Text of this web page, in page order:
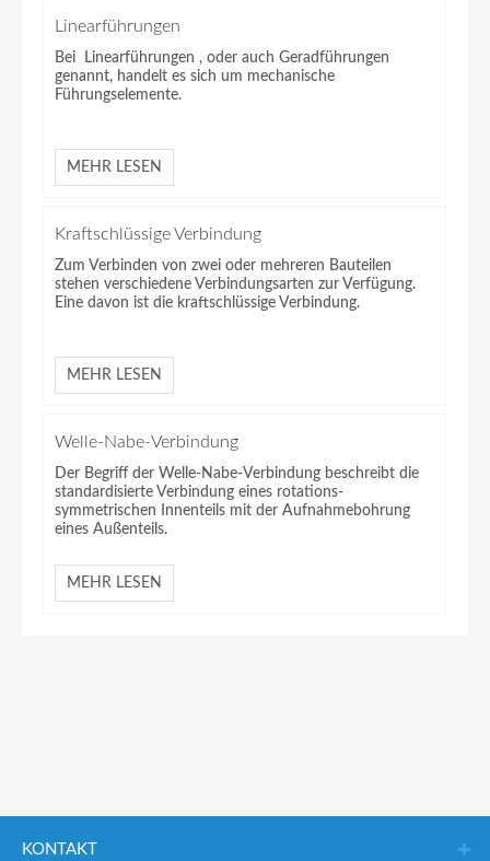
Linearführungen
Bei Linearführungen , oder auch Geradführungen
genannt, handelt es sich um mechanische
Führungselemente.
MEHR LESEN
Kraftschlüssige Verbindung
Zum Verbinden von zwei oder mehreren Bauteilen
stehen verschiedene Verbindungsarten zur Verfügung.
Eine davon ist die kraftschlüssige Verbindung.
MEHR LESEN
Welle-Nabe-Verbindung
Der Begriff der Welle-Nabe-Verbindung beschreibt die
standardisierte Verbindung eines rotations-
symmetrischen Innenteils mit der Aufnahmebohrung
eines Außenteils.
MEHR LESEN
KONTAKT